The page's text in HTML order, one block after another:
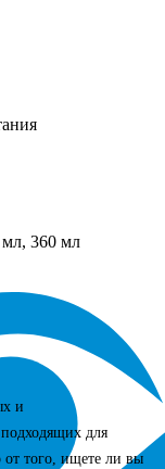
360 мл
и
для
того, ищете ли вы